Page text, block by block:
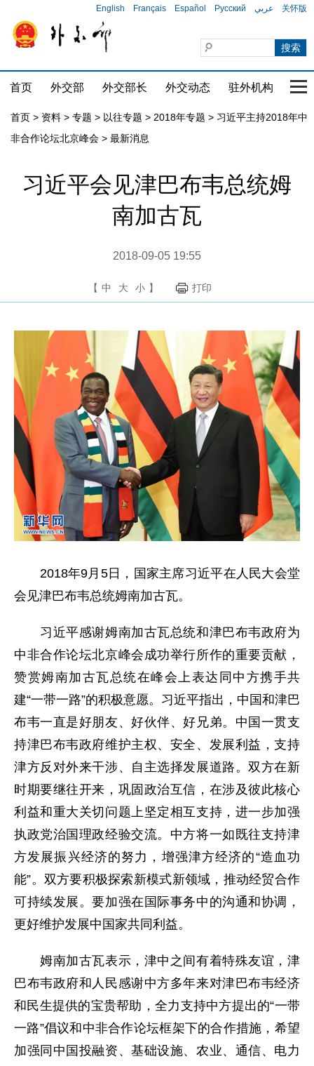
English Français Español Русский عربي 关怀版
首页 外交部 外交部长 外交动态 驻外机构 国
首页 > 资料 > 专题 > 以往专题 > 2018年专题 > 习近平主持2018年中
非合作论坛北京峰会 > 最新消息
习近平会见津巴布韦总统姆
南加古瓦
2018-09-05 19:55
【 中 大 小 】 打印
2018年9月5日，国家主席习近平在人民大会堂
会见津巴布韦总统姆南加古瓦。
习近平感谢姆南加古瓦总统和津巴布韦政府为
中非合作论坛北京峰会成功举行所作的重要贡献，
赞赏姆南加古瓦总统在峰会上表达同中方携手共
建“一带一路”的积极意愿。习近平指出，中国和津巴
布韦一直是好朋友、好伙伴、好兄弟。中国一贯支
持津巴布韦政府维护主权、安全、发展利益，支持
津方反对外来干涉、自主选择发展道路。双方在新
时期要继往开来，巩固政治互信，在涉及彼此核心
利益和重大关切问题上坚定相互支持，进一步加强
执政党治国理政经验交流。中方将一如既往支持津
方发展振兴经济的努力，增强津方经济的“造血功
能”。双方要积极探索新模式新领域，推动经贸合作
可持续发展。要加强在国际事务中的沟通和协调，
更好维护发展中国家共同利益。
姆南加古瓦表示，津中之间有着特殊友谊，津
巴布韦政府和人民感谢中方多年来对津巴布韦经济
和民生提供的宝贵帮助，全力支持中方提出的“一带
一路”倡议和中非合作论坛框架下的合作措施，希望
加强同中国投融资、基础设施、农业、通信、电力